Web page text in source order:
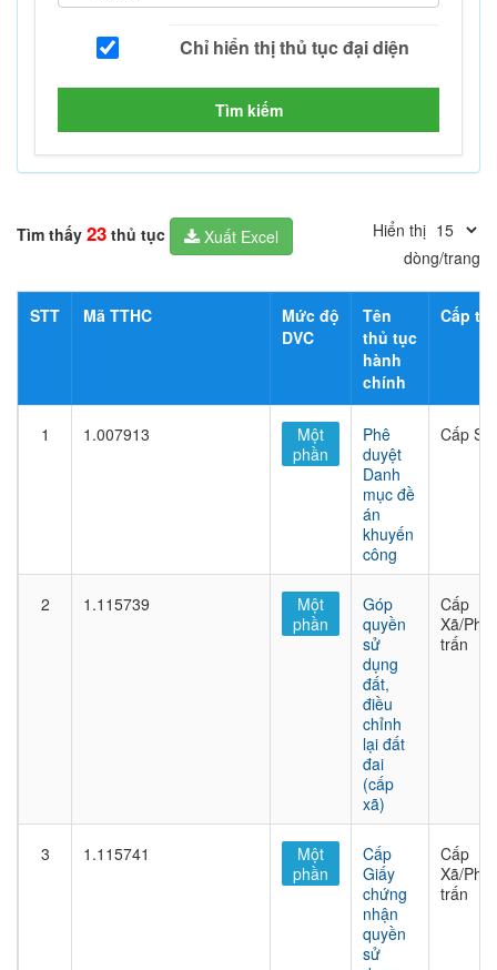
Tìm kiếm
Tìm thấy 23 thủ tục Xuất Excel
Hiển thị
dòng/trang
STT Mã TTHC
Mức độ
DVC
Tên
thủ tục
hành
chính
Cấp
1 1.007913
Một
phần
Phê
duyệt
Danh
mục đề
án
khuyến
công
Cấp Sở
2 1.115739
Một
phần
Góp
quyền
sử
dụng
đất,
điều
chỉnh
lại đất
đai
(cấp
xã)
Cấp
Xã/
trấn
3 1.115741
Một
phần
Cấp
Giấy
chứng
nhận
quyền
sử
Cấp
Xã/
trấn